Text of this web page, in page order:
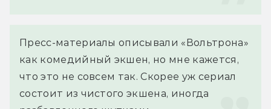
Пресс-материалы описывали «Вольтрона»
как комедийный экшен, но мне кажется,
что это не совсем так. Скорее уж сериал
состоит из чистого экшена, иногда